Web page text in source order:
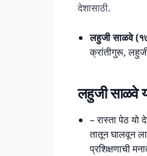
देशासाठी.
लहुजी साळवे
क्रांतीगुरू,
लहुजी साळवे
– रास्ता पेठ यो
तातून घालवून
प्रशिक्षणाची